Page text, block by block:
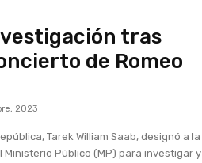
tras
de Romeo
2023
Tarek William Saab, designó a la
Ministerio Público (MP) para investigar y